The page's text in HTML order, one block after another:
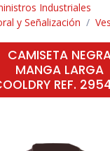
Industriales
y Señalización
CAMISETA
MANGA LARGA
REF.